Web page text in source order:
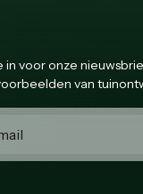
in voor onze
van